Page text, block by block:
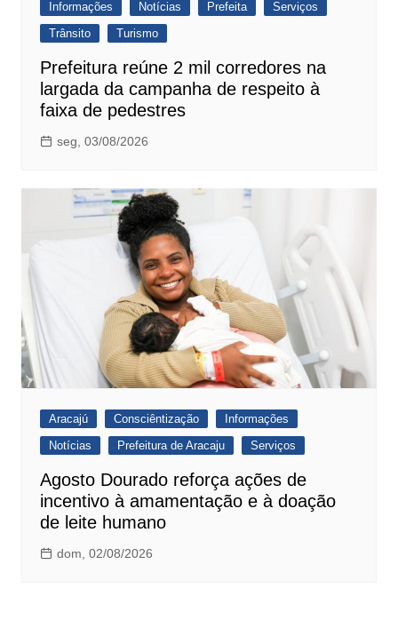
Informações
Notícias Prefeita
Serviços
Trânsito
Turismo
Prefeitura reúne 2 mil corredores na
largada da campanha de respeito à
faixa de pedestres
seg, 03/08/2026
Aracajú Consciêntização
Informações
Notícias
Prefeitura de Aracaju Serviços
Agosto Dourado reforça ações de
incentivo à amamentação e à doação
de leite humano
dom, 02/08/2026